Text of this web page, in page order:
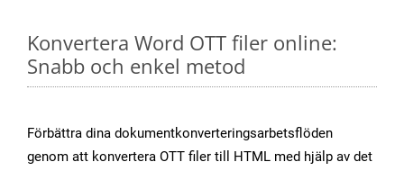
Konvertera Word OTT filer online:
Snabb och enkel metod
Förbättra dina dokumentkonverteringsarbetsflöden
genom att konvertera OTT filer till HTML med hjälp av det